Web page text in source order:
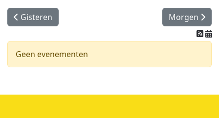
Gisteren Morgen
Geen evenementen